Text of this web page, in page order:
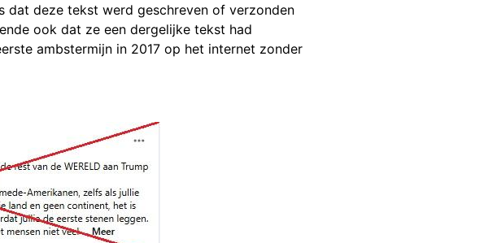
dat deze tekst werd geschreven of verzonden
ook dat ze een dergelijke tekst had
ambstermijn in 2017 op het internet zonder